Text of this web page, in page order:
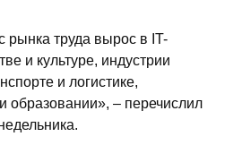
рынка труда вырос в IT-
и культуре, индустрии
и логистике,
образовании», – перечислил